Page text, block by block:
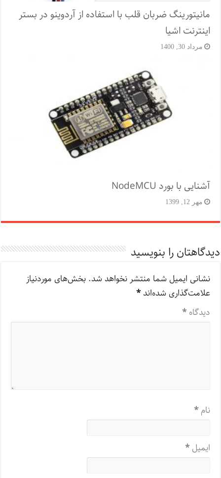
مانیتورینگ ضربان قلب با استفاده از آردوینو در بستر
اینترنت اشیا
مرداد 30, 1400
آشنایی با بورد NodeMCU
مهر 12, 1399
دیدگاهتان را بنویسید
نشانی ایمیل شما منتشر نخواهد شد. بخش‌های موردنیاز
علامت‌گذاری شده‌اند*
دیدگاه*
نام*
ایمیل*